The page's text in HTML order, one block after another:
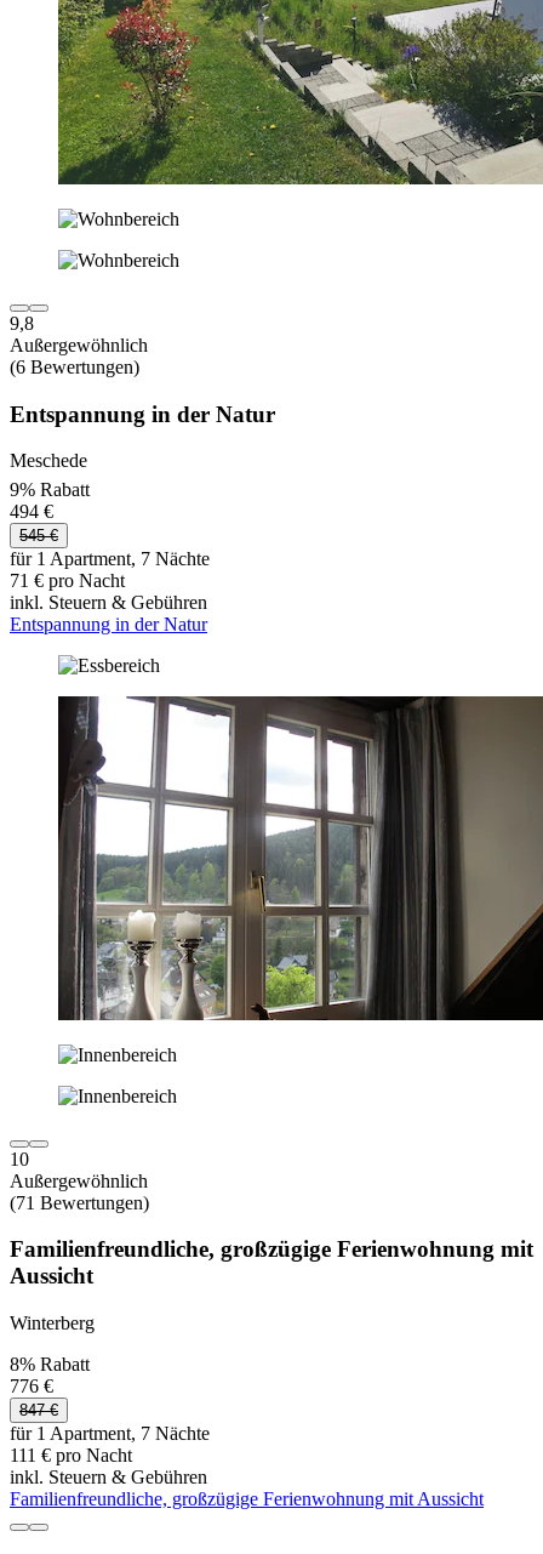
9,8
Außergewöhnlich
(6 Bewertungen)
Entspannung in der Natur
Meschede
9% Rabatt
494 €
545 €
für 1 Apartment, 7 Nächte
71 € pro Nacht
inkl. Steuern & Gebühren
Entspannung in der Natur
10
Außergewöhnlich
(71 Bewertungen)
Familienfreundliche, großzügige Ferienwohnung mit
Aussicht
Winterberg
8% Rabatt
776 €
847 €
für 1 Apartment, 7 Nächte
111 € pro Nacht
inkl. Steuern & Gebühren
Familienfreundliche, großzügige Ferienwohnung mit Aussicht